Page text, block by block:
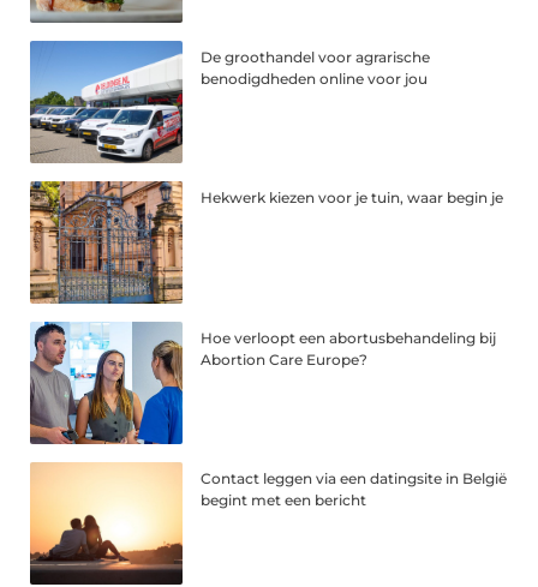
De groothandel voor agrarische
benodigdheden online voor jou
Hekwerk kiezen voor je tuin, waar begin je
Hoe verloopt een abortusbehandeling bij
Abortion Care Europe?
Contact leggen via een datingsite in België
begint met een bericht